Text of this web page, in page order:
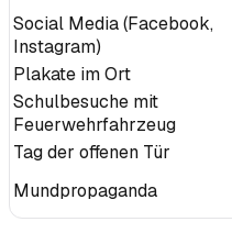
Social Media (Facebook,
Instagram)
Plakate im Ort
Schulbesuche mit
Feuerwehrfahrzeug
Tag der offenen Tür
Mundpropaganda